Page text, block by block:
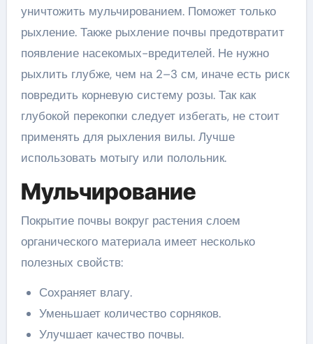
уничтожить мульчированием. Поможет только
рыхление. Также рыхление почвы предотвратит
появление насекомых-вредителей. Не нужно
рыхлить глубже, чем на 2–3 см, иначе есть риск
повредить корневую систему розы. Так как
глубокой перекопки следует избегать, не стоит
применять для рыхления вилы. Лучше
использовать мотыгу или полольник.
Мульчирование
Покрытие почвы вокруг растения слоем
органического материала имеет несколько
полезных свойств:
Сохраняет влагу.
Уменьшает количество сорняков.
Улучшает качество почвы.